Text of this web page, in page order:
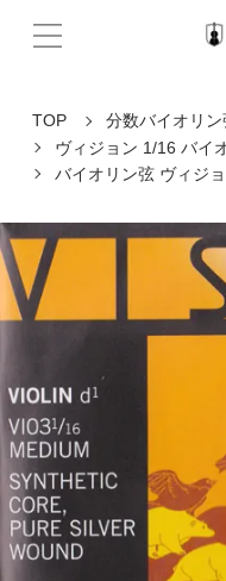
TOP
分数バイオリン
ヴィジョン 1/16 バイ
バイオリン弦 ヴィジ